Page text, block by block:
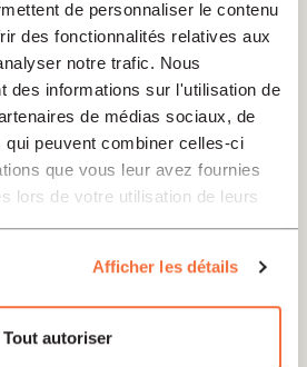
de personnaliser le contenu
des fonctionnalités relatives aux
notre trafic. Nous
des informations sur l'utilisation de
de médias sociaux, de
qui peuvent combiner celles-ci
que vous leur avez fournies
lors de votre utilisation de leurs
Afficher les détails
Tout autoriser
Dany
émérite de l’Institut
où il a enseigné l’Ancien
à 2022. Il est membre du
interdisciplinaires en sciences
of Biblical Studies."